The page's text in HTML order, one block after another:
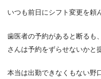
いつも前日にシフト変更を頼
歯医者の予約があると断るも
さんは予約をずらせないかと
本当は出勤できなくもない野